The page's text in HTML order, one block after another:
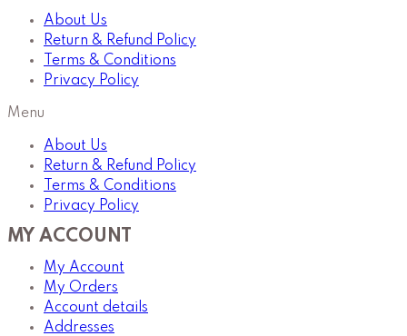
About Us
Return & Refund Policy
Terms & Conditions
Privacy Policy
Menu
About Us
Return & Refund Policy
Terms & Conditions
Privacy Policy
MY ACCOUNT
My Account
My Orders
Account details
Addresses